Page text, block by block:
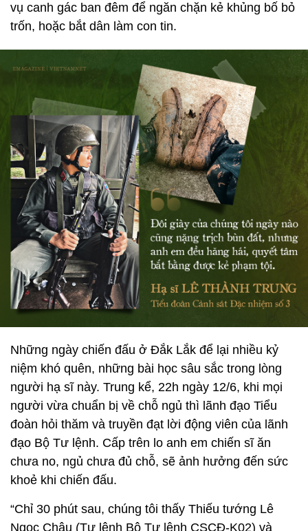
vụ canh gác ban đêm để ngăn chặn kẻ khủng bố bỏ
trốn, hoặc bắt dân làm con tin.
Những ngày chiến đấu ở Đắk Lắk để lại nhiều kỷ
niệm khó quên, những bài học sâu sắc trong lòng
người hạ sĩ này. Trung kể, 22h ngày 12/6, khi mọi
người vừa chuẩn bị về chỗ ngủ thì lãnh đạo Tiểu
đoàn hỏi thăm và truyền đạt lời động viên của lãnh
đạo Bộ Tư lệnh. Cấp trên lo anh em chiến sĩ ăn
chưa no, ngủ chưa đủ chỗ, sẽ ảnh hưởng đến sức
khoẻ khi chiến đấu.
“Chỉ 30 phút sau, chúng tôi thấy Thiếu tướng Lê
Ngọc Châu (Tư lệnh Bộ Tư lệnh CSCĐ-K02) và